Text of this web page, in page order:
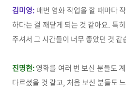
김미영: 매번 영화 작업을 할 때마다
하다는 걸 깨닫게 되는 것 같아요. 특
주셔서 그 시간들이 너무 좋았던 것 같
진명현:영화를 여러 번 보신 분들도
다르셨을 것 같고, 처음 보신 분들도